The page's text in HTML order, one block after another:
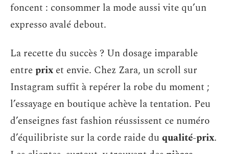
foncent : consommer la mode aussi vite qu’un
expresso avalé debout.
La recette du succès ? Un dosage imparable
entreprix et envie. Chez Zara, un scroll sur
Instagram suffit à repérer la robe du moment ;
l’essayage en boutique achève la tentation. Peu
d’enseignes fast fashion réussissent ce numéro
d’équilibriste sur la corde raide du qualité-prix.